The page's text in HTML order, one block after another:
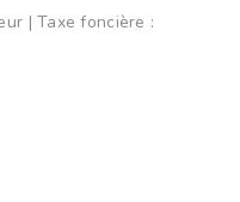
| Taxe foncière :